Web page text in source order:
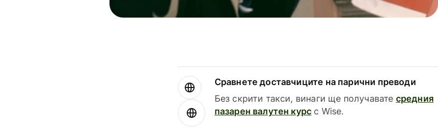
Сравнете доставчиците на парични преводи
Без скрити такси, винаги ще получавате средния
пазарен валутен курс с Wise.